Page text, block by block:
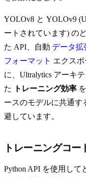
YOLOv8 と YOLOv9
ートされています) の
た API、自動 データ拡
フォーマット エクス
に、Ultralytics アーキ
た
トレーニング効率
ースのモデルに共通す
避しています。
トレーニングコー
Python API を使用し